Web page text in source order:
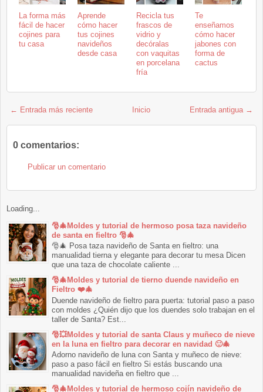
La forma más
fácil de hacer
cojines para
tu casa
Aprende
cómo hacer
tus cojines
navideños
desde casa
Recicla tus
frascos de
vidrio y
decóralas
con vaquitas
en porcelana
fría
Te
enseñamos
cómo hacer
jabones con
forma de
cactus
← Entrada más reciente Entrada antigua →
Inicio
0 comentarios:
Publicar un comentario
Loading...
🎅🎄Moldes y tutorial de hermoso posa taza navideño
de santa en fieltro 🎅🎄
🎅🎄 Posa taza navideño de Santa en fieltro: una
manualidad tierna y elegante para decorar tu mesa Dicen
que una taza de chocolate caliente ...
🎅🎄Moldes y tutorial de tierno duende navideño en
Fieltro ❤️🎄
Duende navideño de fieltro para puerta: tutorial paso a paso
con moldes ¿Quién dijo que los duendes solo trabajan en el
taller de Santa? Est...
🎅💥Moldes y tutorial de santa Claus y muñeco de nieve
en la luna en fieltro para decorar en navidad 🙂🎄
Adorno navideño de luna con Santa y muñeco de nieve:
paso a paso fácil en fieltro Si estás buscando una
manualidad navideña en fieltro que ...
🎅🎄Moldes y tutorial de hermoso cojín navideño de